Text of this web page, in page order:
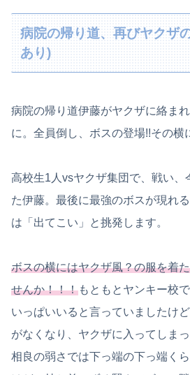
病院の帰り道、再びヤクザ
あり)
病院の帰り道伊藤がヤクザに絡ま
に。全員倒し、ボスの登場!!その横
高校生1人vsヤクザ集団で、戦い、
た伊藤。最後に最強のボスが現れ
は「出てこい」と挑発します。
ボスの横にはヤクザ風？の服を着
せんか！！！もともとヤンキー校
いっぱいいると言っていましたけ
がなくなり、ヤクザに入ってしま
相良の弱さでは下っ端の下っ端く